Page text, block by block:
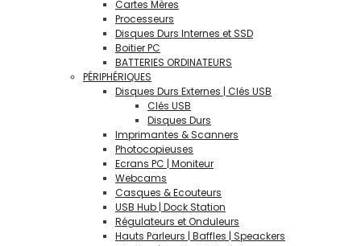
Cartes Mères
Processeurs
Disques Durs Internes et SSD
Boitier PC
BATTERIES ORDINATEURS
PÉRIPHÉRIQUES
Disques Durs Externes | Clés USB
Clés USB
Disques Durs
Imprimantes & Scanners
Photocopieuses
Ecrans PC | Moniteur
Webcams
Casques & Ecouteurs
USB Hub | Dock Station
Régulateurs et Onduleurs
Hauts Parleurs | Baffles | Speackers